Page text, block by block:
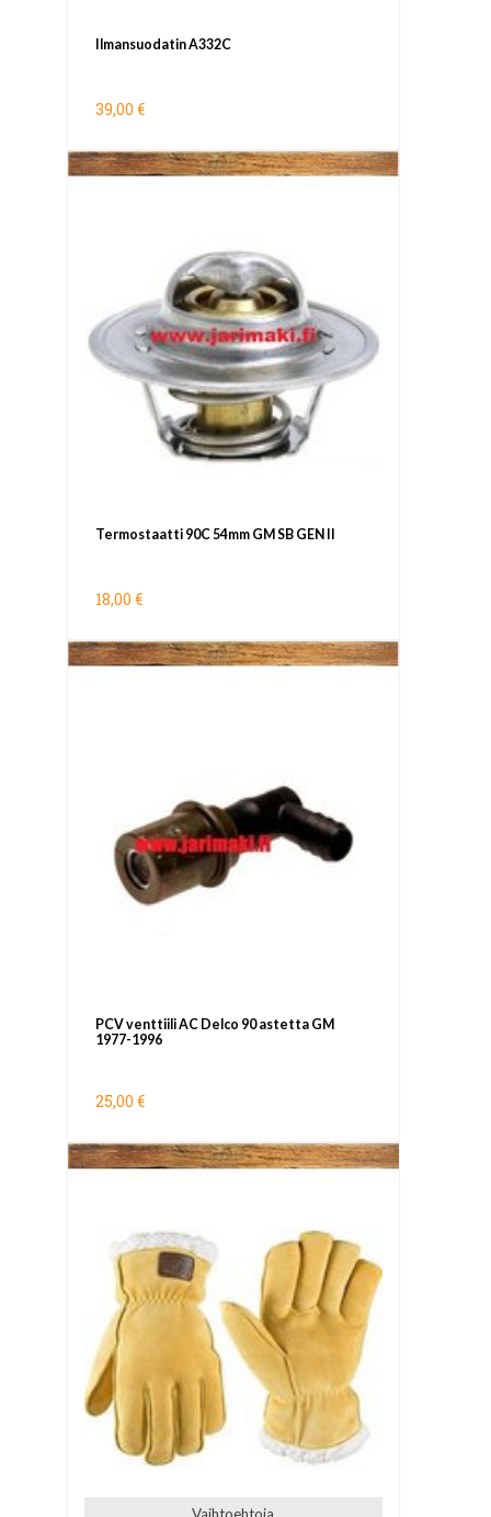
Ilmansuodatin A332C
39,00 €
Termostaatti 90C 54mm GM SB GEN II
18,00 €
PCV venttiili AC Delco 90 astetta GM
1977-1996
25,00 €